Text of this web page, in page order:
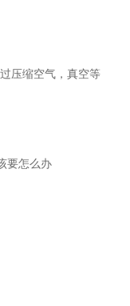
压缩空气，真空等
要怎么办